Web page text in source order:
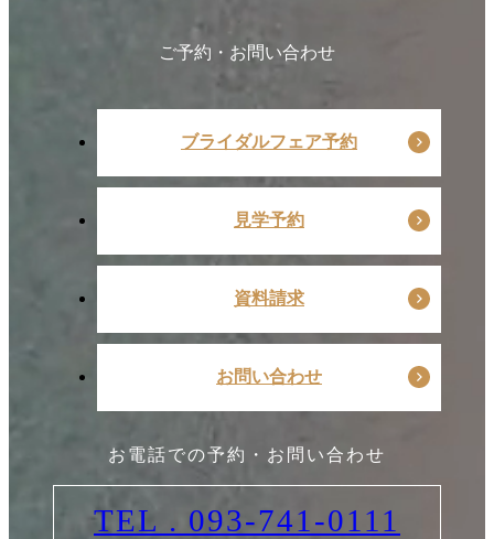
ご予約・お問い合わせ
ブライダルフェア予約
見学予約
資料請求
お問い合わせ
お電話での予約・お問い合わせ
TEL . 093-741-0111